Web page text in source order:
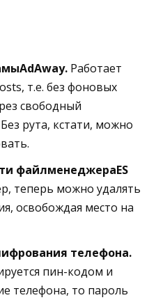
AdAway. Работает
т.е. без фоновых
свободный
рута, кстати, можно
файлменеджераES
теперь можно удалять
освобождая место на
телефона.
пин-кодом и
телефона, то пароль